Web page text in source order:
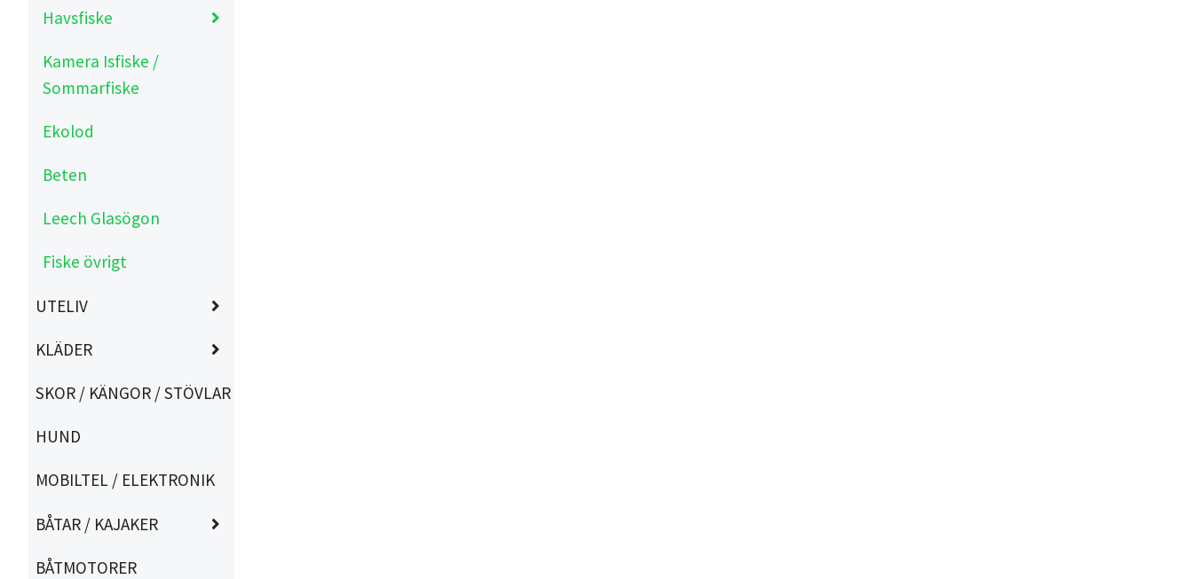
Havsfiske
Kamera Isfiske /
Sommarfiske
Ekolod
Beten
Leech Glasögon
Fiske övrigt
UTELIV
KLÄDER
SKOR / KÄNGOR / STÖVLAR
HUND
MOBILTEL / ELEKTRONIK
BÅTAR / KAJAKER
BÅTMOTORER